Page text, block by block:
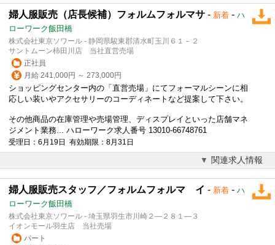
婦人服販売（店長候補）フォルムフォルマサ - 新着 - ハ
ローワーク飯田橋
株式会社東京ソワール - 静岡県駿東郡清水町玉川６１－２
サントムーン柿田川店 当社直営売場
正社員
月給 241,000円 ～ 273,000円
ショッピングセンター内の「直営売場」にてフォーマルシーンに相
応しい装いやアクセサリーのコーディネートなど提案して下さい。
その他商品の在庫管理や売場管理、ディスプレイといった店舗マネ
ジメント業務... ハローワーク求人番号 13010-66748761
受理日：6月19日 有効期限：8月31日
関連求人情報
婦人服販売スタッフ／フォルムフォルマ イ - 新着 - ハ
ローワーク飯田橋
株式会社東京ソワール - 埼玉県羽生市川崎２―２８１―３
イオンモール羽生店 当社売場
パート